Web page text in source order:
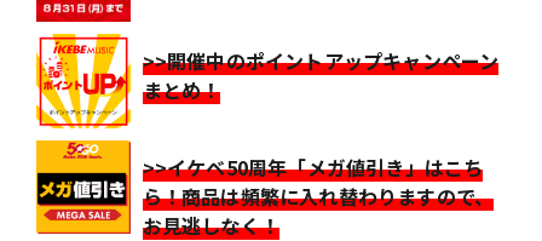
>>開催中のポイントアップキャンペーン
まとめ！
>>イケベ50周年「メガ値引き」はこち
ら！商品は頻繁に入れ替わりますので、
お見逃しなく！